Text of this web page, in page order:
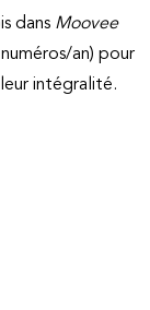
dans Moovee
an) pour
intégralité.